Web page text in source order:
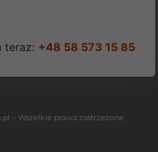
teraz: +48 58 573 15 85
– Wszelkie prawa zastrzeżone.